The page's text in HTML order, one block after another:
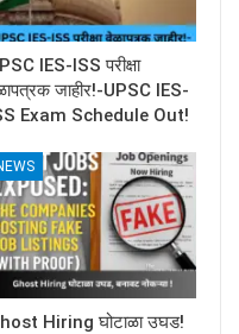
IES-ISS परीक्षा
जाहीर!-UPSC IES-
Exam Schedule Out!
Hiring घोटाळा उघड!